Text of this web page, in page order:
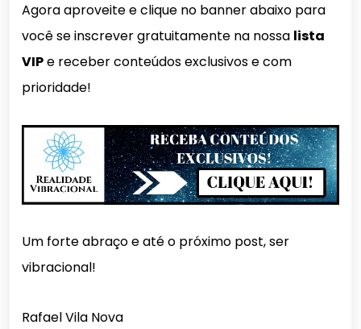
Agora aproveite e clique no banner abaixo para
você se inscrever gratuitamente na nossa lista
VIPe receber conteúdos exclusivos e com
prioridade!
Um forte abraço e até o próximo post, ser
vibracional!
Rafael Vila Nova